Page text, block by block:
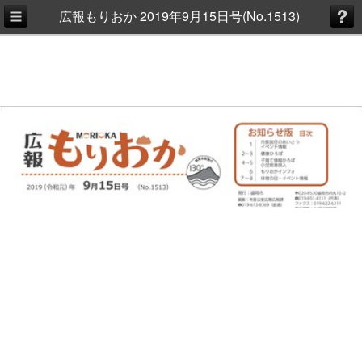
広報もりおか 2019年9月15日号(No.1513)